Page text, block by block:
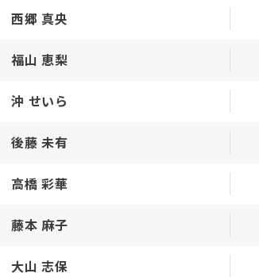
西郷 真央
福山 恵梨
沖 せいら
後藤 未有
高橋 彩華
藤本 麻子
大山 志保